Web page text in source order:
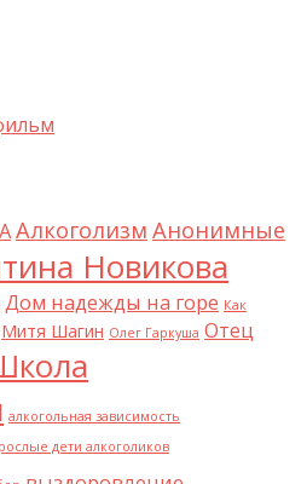
Алкоголизм Анонимные
Новикова
Дом надежды на горе Как
Митя Шагин Олег Гаркуша Отец
алкогольная зависимость
дети алкоголиков